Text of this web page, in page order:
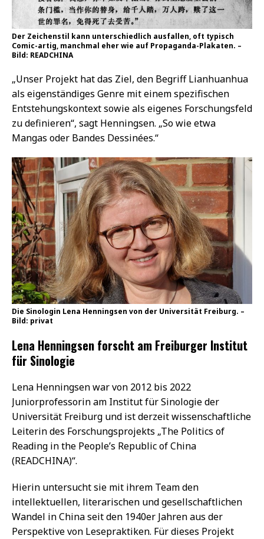
Die Sinologin Lena Henningsen von der Universität Freiburg. –
Bild: privat
Lena Henningsen forscht am Freiburger Institut
für Sinologie
Lena Henningsen war von 2012 bis 2022
Juniorprofessorin am Institut für Sinologie der
Universität Freiburg und ist derzeit wissenschaftliche
Leiterin des Forschungsprojekts „The Politics of
Reading in the People’s Republic of China
(READCHINA)“.
Hierin untersucht sie mit ihrem Team den
intellektuellen, literarischen und gesellschaftlichen
Wandel in China seit den 1940er Jahren aus der
Perspektive von Lesepraktiken. Für dieses Projekt
erhielt sie bereits einen Starting Grant des ERC.
Daneben gehören moderne chinesische Literatur und
Kultur, die zeitgenössische chinesische Gesellschaft,
Musik in China zu ihren Forschungsschwerpunkten.
Von 2013 bis 2018 war sie gewähltes Mitglied in der
„Jungen Akademie“, 2016 wurde Henningsen mit dem
Leopoldina Early Career Award ausgezeichnet.
Forschungsprojekt READCHINA: Lianhuanhua –
Chinese Comics in Translation
2014-08-25 (Shaoshi in Shanghai):Lianhuanhua –